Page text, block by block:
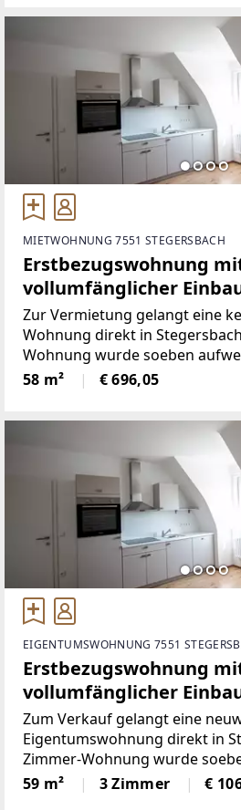
MIETWOHNUNG 7551 STEGERSBACH
Erstbezugswohnung
vollumfänglicher
(Provisionsfrei)
Zur Vermietung gelangt eine
Wohnung direkt in
Wohnung wurde soeben
wurde unter anderem
erneuert und für einen niedrigen
58 m² € 696,05
EIGENTUMSWOHNUNG 7551
Erstbezugswohnung
vollumfänglicher
(Provisionsfrei)
Zum Verkauf gelangt eine
Eigentumswohnung direkt in
Zimmer-Wohnung wurde
So wurde unter anderem
erneuert und für einen niedrigen
59 m² 3 Zimmer €